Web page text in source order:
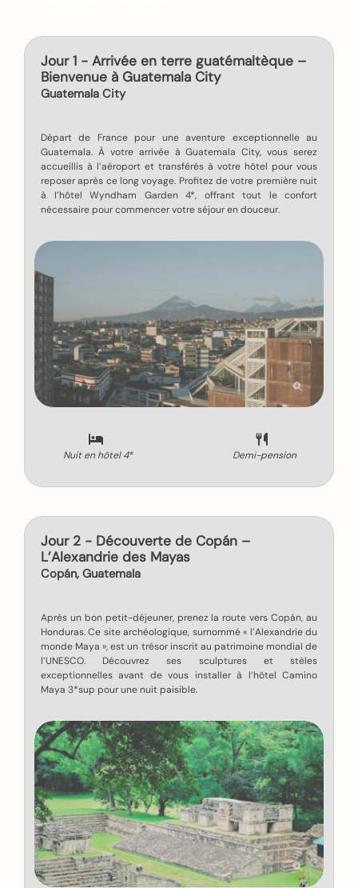
Jour 1 - Arrivée en terre guatémaltèque –
Bienvenue à Guatemala City
Guatemala City
Départ de France pour une aventure exceptionnelle au
Guatemala. À votre arrivée à Guatemala City, vous serez
accueillis à l’aéroport et transférés à votre hôtel pour vous
reposer après ce long voyage. Profitez de votre première nuit
à l’hôtel Wyndham Garden 4*, offrant tout le confort
nécessaire pour commencer votre séjour en douceur.
Nuit en hôtel 4* Demi-pension
Jour 2 - Découverte de Copán –
L’Alexandrie des Mayas
Copán, Guatemala
Après un bon petit-déjeuner, prenez la route vers Copán, au
Honduras. Ce site archéologique, surnommé « l’Alexandrie du
monde Maya », est un trésor inscrit au patrimoine mondial de
l’UNESCO. Découvrez ses sculptures et stèles
exceptionnelles avant de vous installer à l’hôtel Camino
Maya 3*sup pour une nuit paisible.